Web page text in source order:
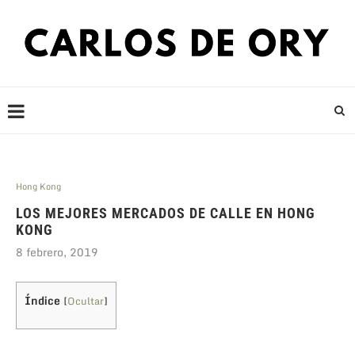
Hong Kong
LOS MEJORES MERCADOS DE CALLE EN HONG
KONG
8 febrero, 2019
Índice [Ocultar]